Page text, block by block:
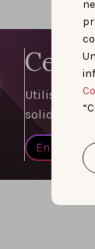
Ce
Utilisez
solides.
En savoir